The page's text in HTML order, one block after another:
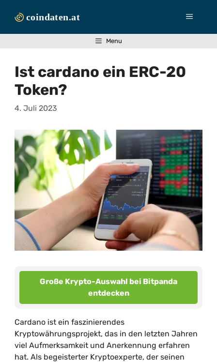
Inhalt
Menü
Menu
Ist cardano ein ERC-20
Token?
4. Juli 2023
Große Krypto-Auswahl bei Bitpanda
entdecken
Cardano ist ein faszinierendes
Kryptowährungsprojekt, das in den letzten Jahren
viel Aufmerksamkeit und Anerkennung erfahren
hat. Als begeisterter Kryptoexperte, der seinen